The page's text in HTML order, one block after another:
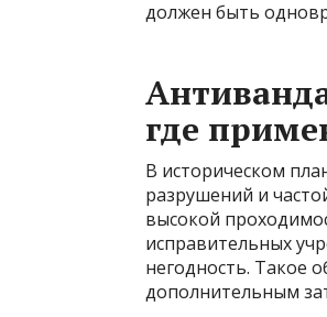
должен быть
где
В историческом
разрушений и
высокой
исправительных
негодность. Такое
дополнительным